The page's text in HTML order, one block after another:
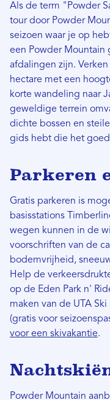
Als de term "Powder
tour door Powder
seizoen waar je op
een Powder Mountain
afdalingen zijn.
hectare met een
korte wandeling naar
geweldige terrein
dichte bossen en
gids hebt die het
Parkeren
Gratis parkeren is
basisstations
wegen kunnen in de
voorschriften van de
bodemvrijheid,
Help de
op de Eden Park n'
maken van de UTA
(gratis voor
voor een skivakantie.
Powder Mountain